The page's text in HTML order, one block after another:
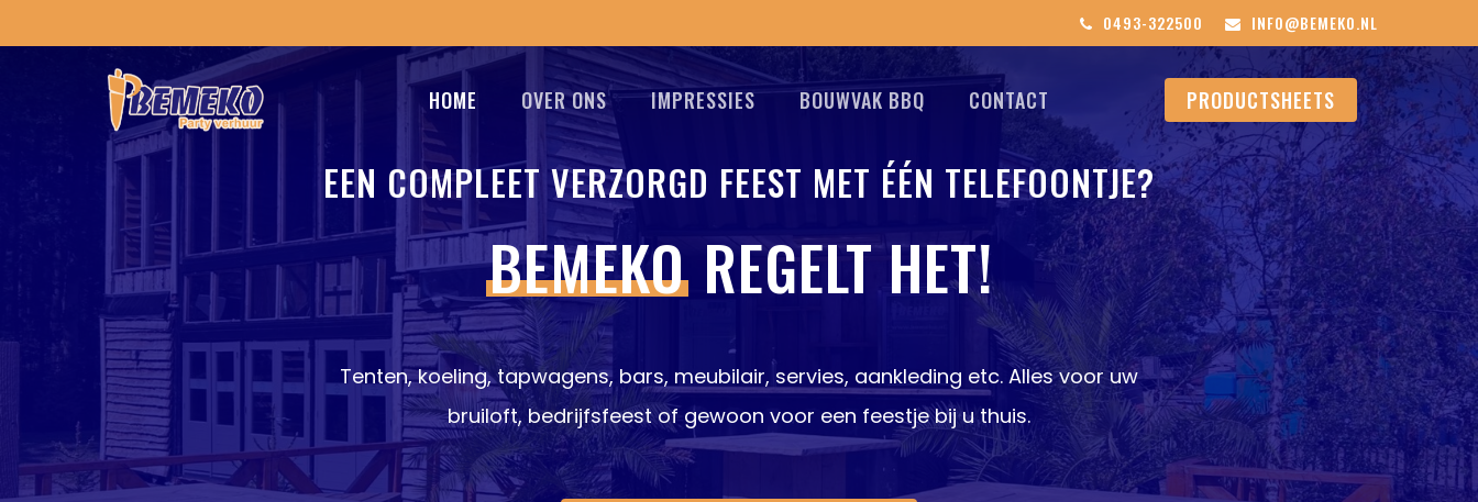
0493-322500 INFO@BEMEKO.NL
HOME OVER ONS IMPRESSIES BOUWVAK BBQ CONTACT PRODUCTSHEETS
EEN COMPLEET VERZORGD FEEST MET ÉÉN TELEFOONTJE?
BEMEKOREGELT HET!
Tenten, koeling, tapwagens, bars, meubilair, servies, aankleding etc. Alles voor uw
bruiloft, bedrijfsfeest of gewoon voor een feestje bij u thuis.